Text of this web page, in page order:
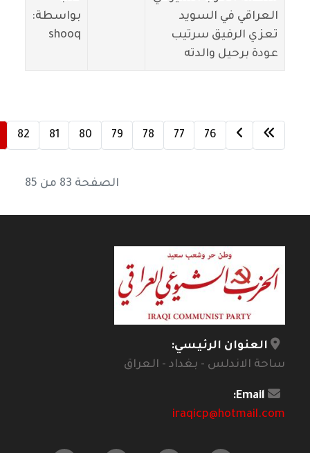
العراقي في السويد
تعزي الرفيق سرتيب
عودة برحيل والدته
بواسطة:
shooq
76
77
78
79
80
81
82
الصفحة 83 من 85
العنوان الرئيسي:
ساحة الاندلس - بغداد - العراق
Email:
iraqicp@hotmail.com